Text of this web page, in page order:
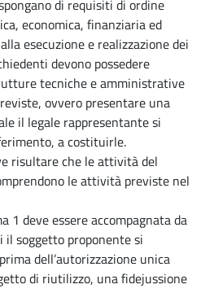
di requisiti di ordine
economica, finanziaria ed
esecuzione e realizzazione dei
devono possedere
tecniche e amministrative
ovvero presentare una
il legale rappresentante si
a costituirle.
risultare che le attività del
le attività previste nel
1 deve essere accompagnata da
il soggetto proponente si
dell’autorizzazione unica
di riutilizzo, una fidejussione